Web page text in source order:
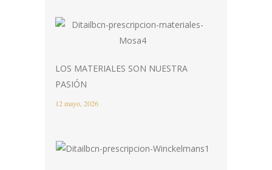
LOS MATERIALES SON NUESTRA
PASIÓN
12 mayo, 2026